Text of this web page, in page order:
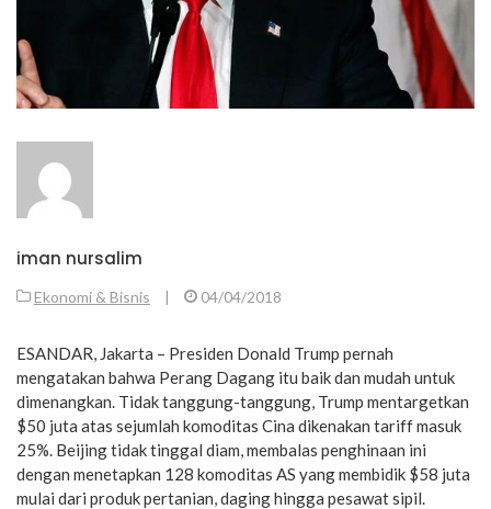
iman nursalim
Ekonomi & Bisnis | 04/04/2018
ESANDAR, Jakarta – Presiden Donald Trump pernah
mengatakan bahwa Perang Dagang itu baik dan mudah untuk
dimenangkan. Tidak tanggung-tanggung, Trump mentargetkan
$50 juta atas sejumlah komoditas Cina dikenakan tariff masuk
25%. Beijing tidak tinggal diam, membalas penghinaan ini
dengan menetapkan 128 komoditas AS yang membidik $58 juta
mulai dari produk pertanian, daging hingga pesawat sipil.